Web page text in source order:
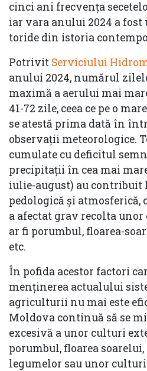
cinci ani frecvenţa
iar vara anului 2024 a
toride din istoria
Potrivit Serviciului
anului 2024, numărul
maximă a aerului mai
41-72 zile, ceea ce pe o
se atestă prima dată în
observații meteorologice.
cumulate cu deficitul
precipitații în cea mai
iulie-august) au contribuit
pedologică și atmosferică,
a afectat grav recolta
ar fi porumbul, floarea-
etc.
În pofida acestor factori
menţinerea actualului
agriculturii nu mai este
Moldova continuă să se
excesivă a unor culturi
porumbul, floarea
legumelor sau unor